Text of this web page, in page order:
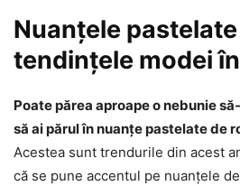
Nuanțele
tendințele modei
Poate părea aproape o nebunie
să ai părul în nuanțe pastelate de
Acestea sunt trendurile din acest
că se pune accentul pe nuanțele